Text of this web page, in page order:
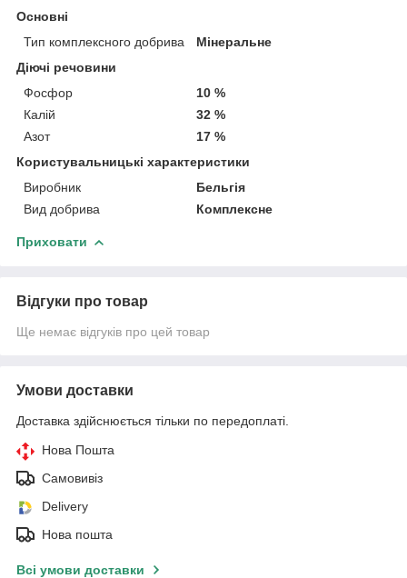
Основні
Тип комплексного добрива
Мінеральне
Діючі речовини
Фосфор
10 %
Калій
32 %
Азот
17 %
Користувальницькі характеристики
Виробник
Бельгія
Вид добрива
Комплексне
Приховати
Відгуки про товар
Ще немає відгуків про цей товар
Умови доставки
Доставка здійснюється тільки по передоплаті.
Нова Пошта
Самовивіз
Delivery
Нова пошта
Всі умови доставки